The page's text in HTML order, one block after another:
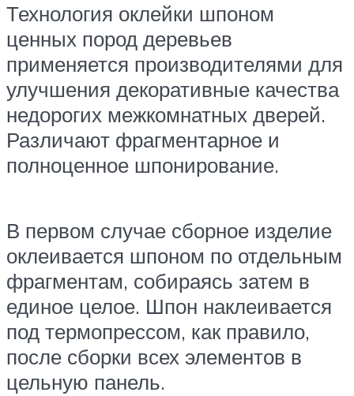
Технология оклейки шпоном
ценных пород деревьев
применяется производителями для
улучшения декоративные качества
недорогих межкомнатных дверей.
Различают фрагментарное и
полноценное шпонирование.
В первом случае сборное изделие
оклеивается шпоном по отдельным
фрагментам, собираясь затем в
единое целое. Шпон наклеивается
под термопрессом, как правило,
после сборки всех элементов в
цельную панель.